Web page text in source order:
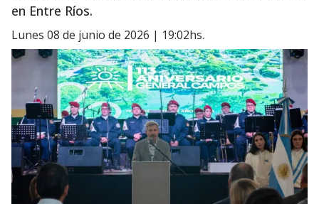
en Entre Ríos.
lunes 08 de junio de 2026 | 19:02hs.